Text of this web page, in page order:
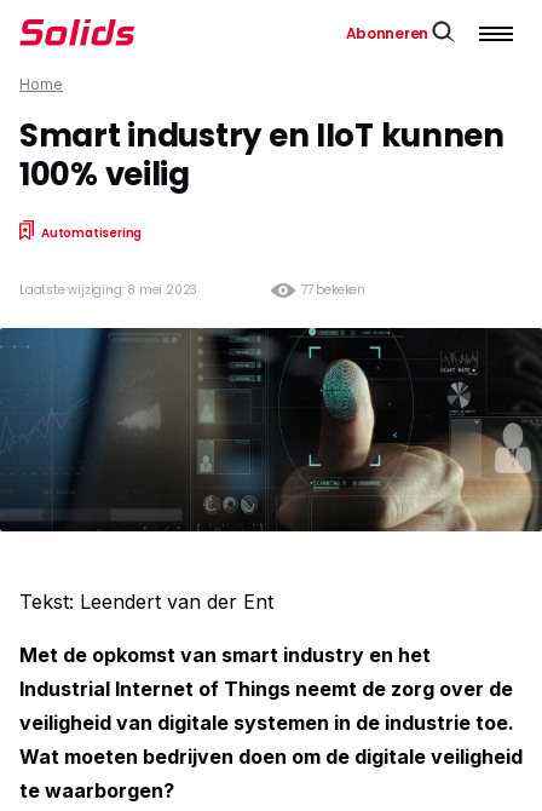
Abonneren
Home
Smart industry en IIoT kunnen
100% veilig
Automatisering
77 bekeken
Laatste wijziging: 8 mei 2023
Tekst: Leendert van der Ent
Met de opkomst van smart industry en het
Industrial Internet of Things neemt de zorg over de
veiligheid van digitale systemen in de industrie toe.
Wat moeten bedrijven doen om de digitale veiligheid
te waarborgen?